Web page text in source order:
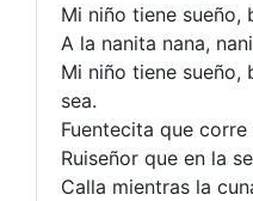
Mi niño tiene sueño,
A la nanita nana,
Mi niño tiene sueño,
sea.
Fuentecita que
Ruiseñor que en la
Calla mientras la